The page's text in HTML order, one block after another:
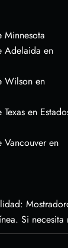
Adelaida en
Wilson en
en
en
Si necesita